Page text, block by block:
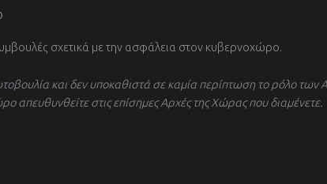
σχετικά με την ασφάλεια στον κυβερνοχώρο.
και δεν υποκαθιστά σε καμία περίπτωση το ρόλο των
απευθυνθείτε στις επίσημες Αρχές της Χώρας που διαμένετε.